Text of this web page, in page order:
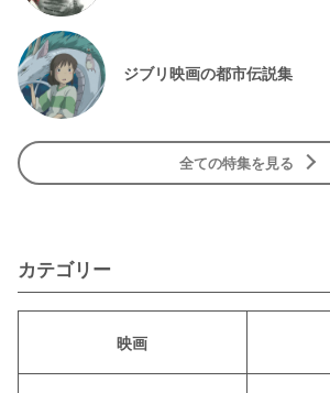
ジブリ映画の都市伝説集
全ての特集を見る
カテゴリー
映画